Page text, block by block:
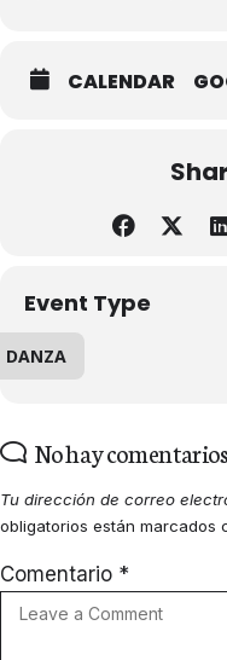
CALENDAR
Event Type
DANZA
No hay comentarios
Tu dirección de correo
obligatorios están marcados
Comentario *